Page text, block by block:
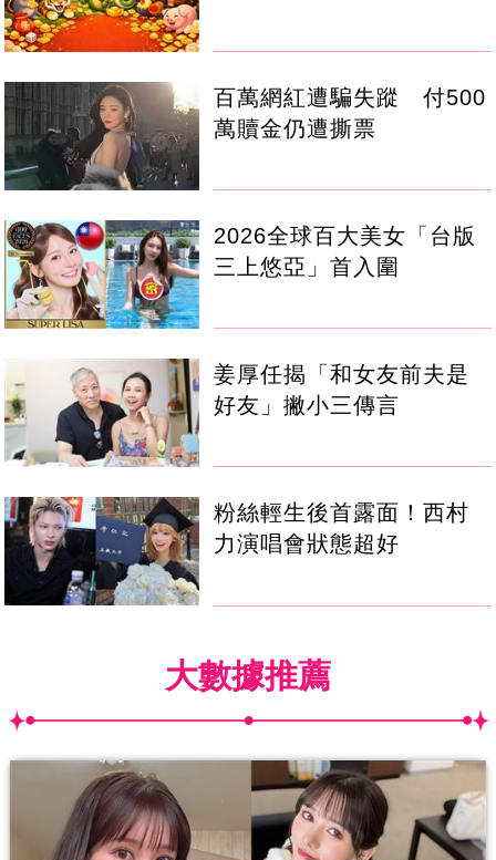
百萬網紅遭騙失蹤 付500
萬贖金仍遭撕票
2026全球百大美女「台版
三上悠亞」首入圍
姜厚任揭「和女友前夫是
好友」撇小三傳言
粉絲輕生後首露面！西村
力演唱會狀態超好
大數據推薦